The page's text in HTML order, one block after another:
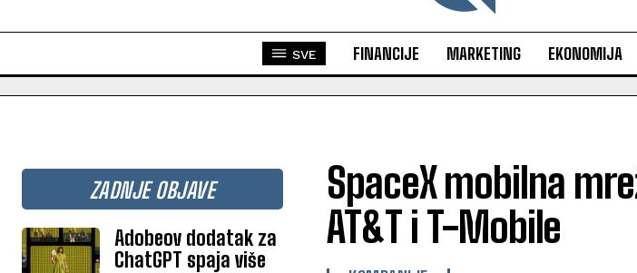
SVE FINANCIJE MARKETING EKONOMIJA
ZADNJE OBJAVE
Adobeov dodatak za
ChatGPT spaja više
SpaceX mobilna
AT&T i T-Mobile